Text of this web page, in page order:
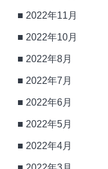
2022年11月
2022年10月
2022年8月
2022年7月
2022年6月
2022年5月
2022年4月